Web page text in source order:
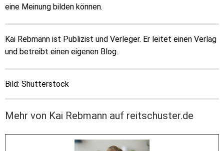
eine Meinung bilden können.
Kai Rebmann ist Publizist und Verleger. Er leitet einen Verlag
und betreibt einen eigenen Blog.
Bild: Shutterstock
Mehr von Kai Rebmann auf reitschuster.de